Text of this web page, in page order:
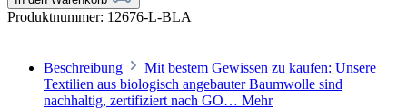
Produktnummer: 12676-L-BLA
Beschreibung
Mit bestem Gewissen zu kaufen: Unsere
Textilien aus biologisch angebauter Baumwolle sind
nachhaltig, zertifiziert nach GO… Mehr